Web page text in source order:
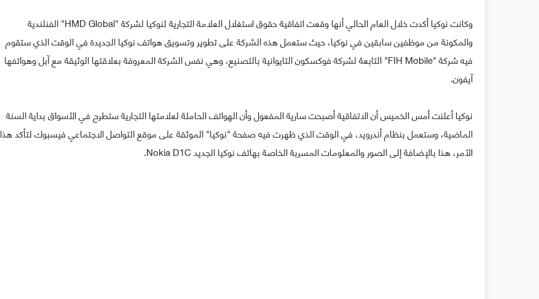
وكانت نوكيا أكدت خلال العام الحالي أنها وقعت اتفاقية حقوق استغلال العلامة التجارية لنوكيا لشركة "HMD Global" الفنلندية
والمكونة من موظفين سابقين في نوكيا، حيث ستعمل هذه الشركة على تطوير وتسويق هواتف نوكيا الجديدة في الوقت الذي ستقوم
فيه شركة "FIH Mobile" التابعة لشركة فوكسكون التايوانية بالتصنيع، وهي نفس الشركة المعروفة بعلاقتها الوثيقة مع آبل وهواتفها
آيفون.
نوكيا أعلنت أمس الخميس أن الاتفاقية أصبحت سارية المفعول وأن الهواتف الحاملة لعلامتها التجارية ستطرح في الأسواق بداية السنة
الماضية، وستعمل بنظام أندرويد، في الوقت الذي ظهرت فيه صفحة "نوكيا" الموثقة على موقع التواصل الاجتماعي فيسبوك لتأكد هذا
الأمر، هذا بالإضافة إلى الصور والمعلومات المسربة الخاصة بهاتف نوكيا الجديد Nokia D1C.